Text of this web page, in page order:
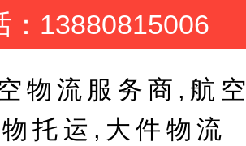
：13880815006
物流服务商,航空
托运,大件物流